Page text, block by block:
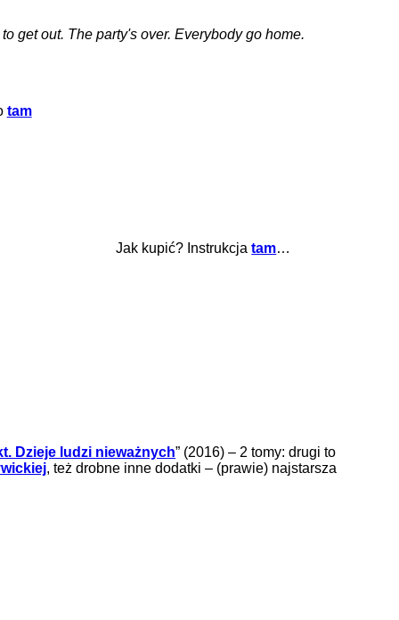
get out. The party's over. Everybody go home.
tam
Jak kupić? Instrukcjatam…
Dzieje ludzi nieważnych” (2016) – 2 tomy: drugi to
, też drobne inne dodatki – (prawie) najstarsza